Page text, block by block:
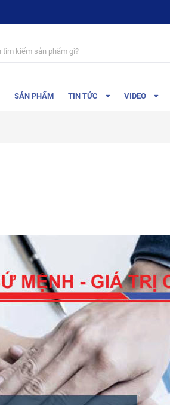
SẢN PHẨM TIN TỨC VIDEO